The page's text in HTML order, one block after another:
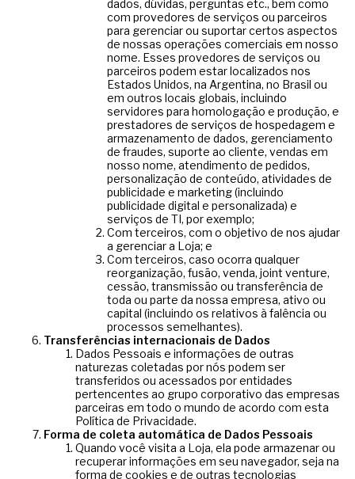
dados, dúvidas, perguntas etc., bem como
com provedores de serviços ou parceiros
para gerenciar ou suportar certos aspectos
de nossas operações comerciais em nosso
nome. Esses provedores de serviços ou
parceiros podem estar localizados nos
Estados Unidos, na Argentina, no Brasil ou
em outros locais globais, incluindo
servidores para homologação e produção, e
prestadores de serviços de hospedagem e
armazenamento de dados, gerenciamento
de fraudes, suporte ao cliente, vendas em
nosso nome, atendimento de pedidos,
personalização de conteúdo, atividades de
publicidade e marketing (incluindo
publicidade digital e personalizada) e
serviços de TI, por exemplo;
Com terceiros, com o objetivo de nos ajudar
a gerenciar a Loja; e
Com terceiros, caso ocorra qualquer
reorganização, fusão, venda, joint venture,
cessão, transmissão ou transferência de
toda ou parte da nossa empresa, ativo ou
capital (incluindo os relativos à falência ou
processos semelhantes).
Transferências internacionais de Dados
Dados Pessoais e informações de outras
naturezas coletadas por nós podem ser
transferidos ou acessados por entidades
pertencentes ao grupo corporativo das empresas
parceiras em todo o mundo de acordo com esta
Política de Privacidade.
Forma de coleta automática de Dados Pessoais
Quando você visita a Loja, ela pode armazenar ou
recuperar informações em seu navegador, seja na
forma de cookies e de outras tecnologias